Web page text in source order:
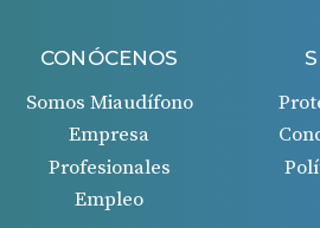
CONÓCENOS
Somos Miaudífono
Empresa
Profesionales
Empleo